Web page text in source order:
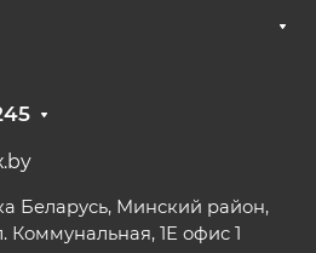
Беларусь, Минский район,
1Е офис 1